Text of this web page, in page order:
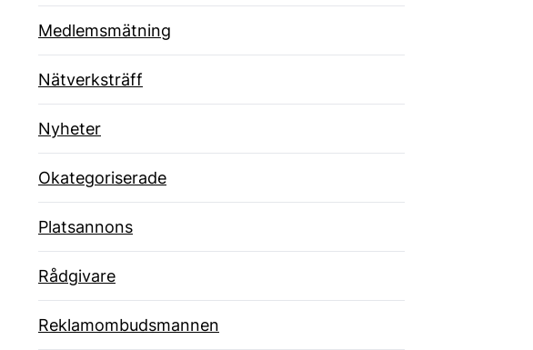
Medlemsmätning
Nätverksträff
Nyheter
Okategoriserade
Platsannons
Rådgivare
Reklamombudsmannen